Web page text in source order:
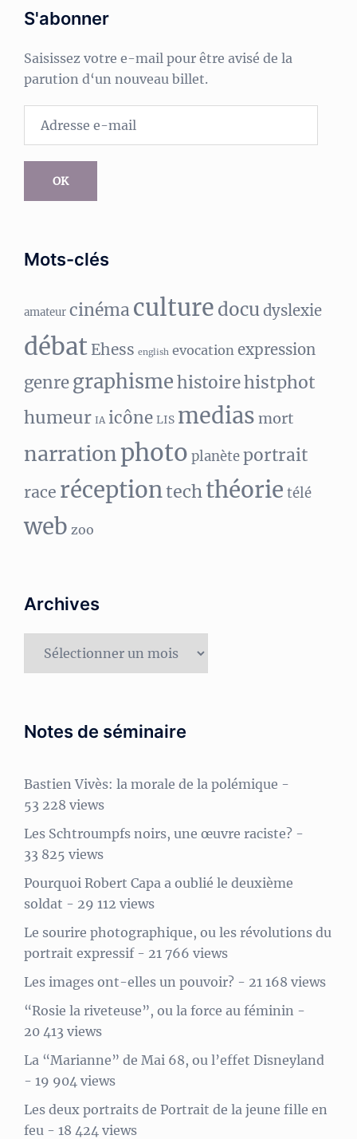
S'abonner
Saisissez votre e-mail pour être avisé de la
parution d‘un nouveau billet.
OK
Mots-clés
amateur cinémaculture docudyslexie
débat Ehess english evocation expression
genregraphismehistoirehistphot
humeur IA icône LIS medias mort
narrationphoto planèteportrait
race réceptiontechthéorie télé
web zoo
Archives
Notes de séminaire
Bastien Vivès: la morale de la polémique -
53 228 views
Les Schtroumpfs noirs, une œuvre raciste? -
33 825 views
Pourquoi Robert Capa a oublié le deuxième
soldat - 29 112 views
Le sourire photographique, ou les révolutions du
portrait expressif- 21 766 views
Les images ont-elles un pouvoir? - 21 168 views
“Rosie la riveteuse”, ou la force au féminin -
20 413 views
La “Marianne” de Mai 68, ou l’effet Disneyland
- 19 904 views
Les deux portraits de Portrait de la jeune fille en
feu - 18 424 views